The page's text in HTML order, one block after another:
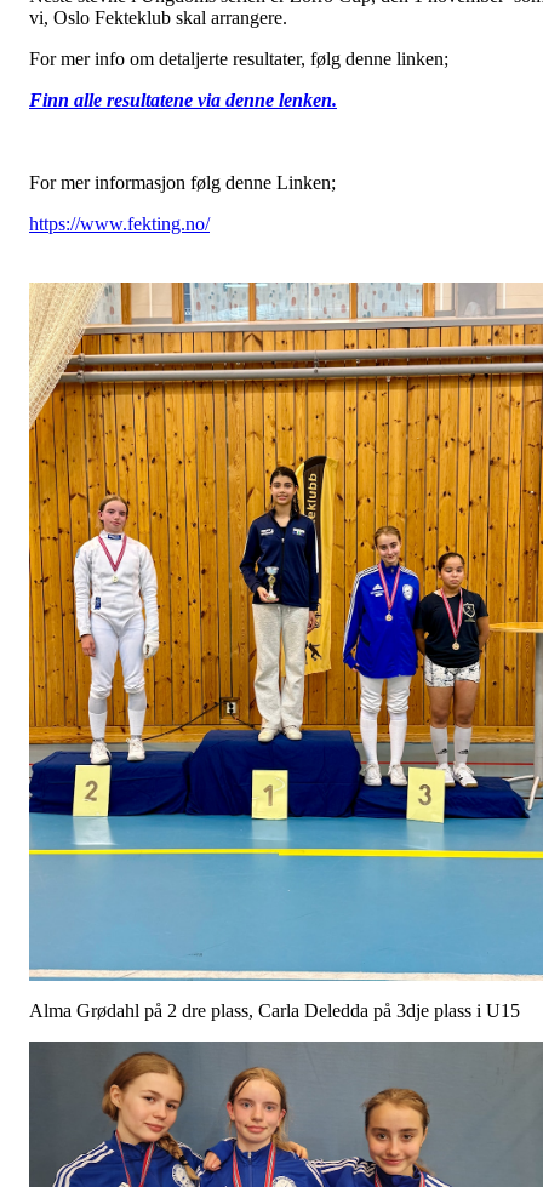
vi, Oslo Fekteklub skal arrangere.
For mer info om detaljerte resultater, følg denne linken;
Finn alle resultatene via denne lenken.
For mer informasjon følg denne Linken;
https://www.fekting.no/
Alma Grødahl på 2 dre plass, Carla Deledda på 3dje plass i U15